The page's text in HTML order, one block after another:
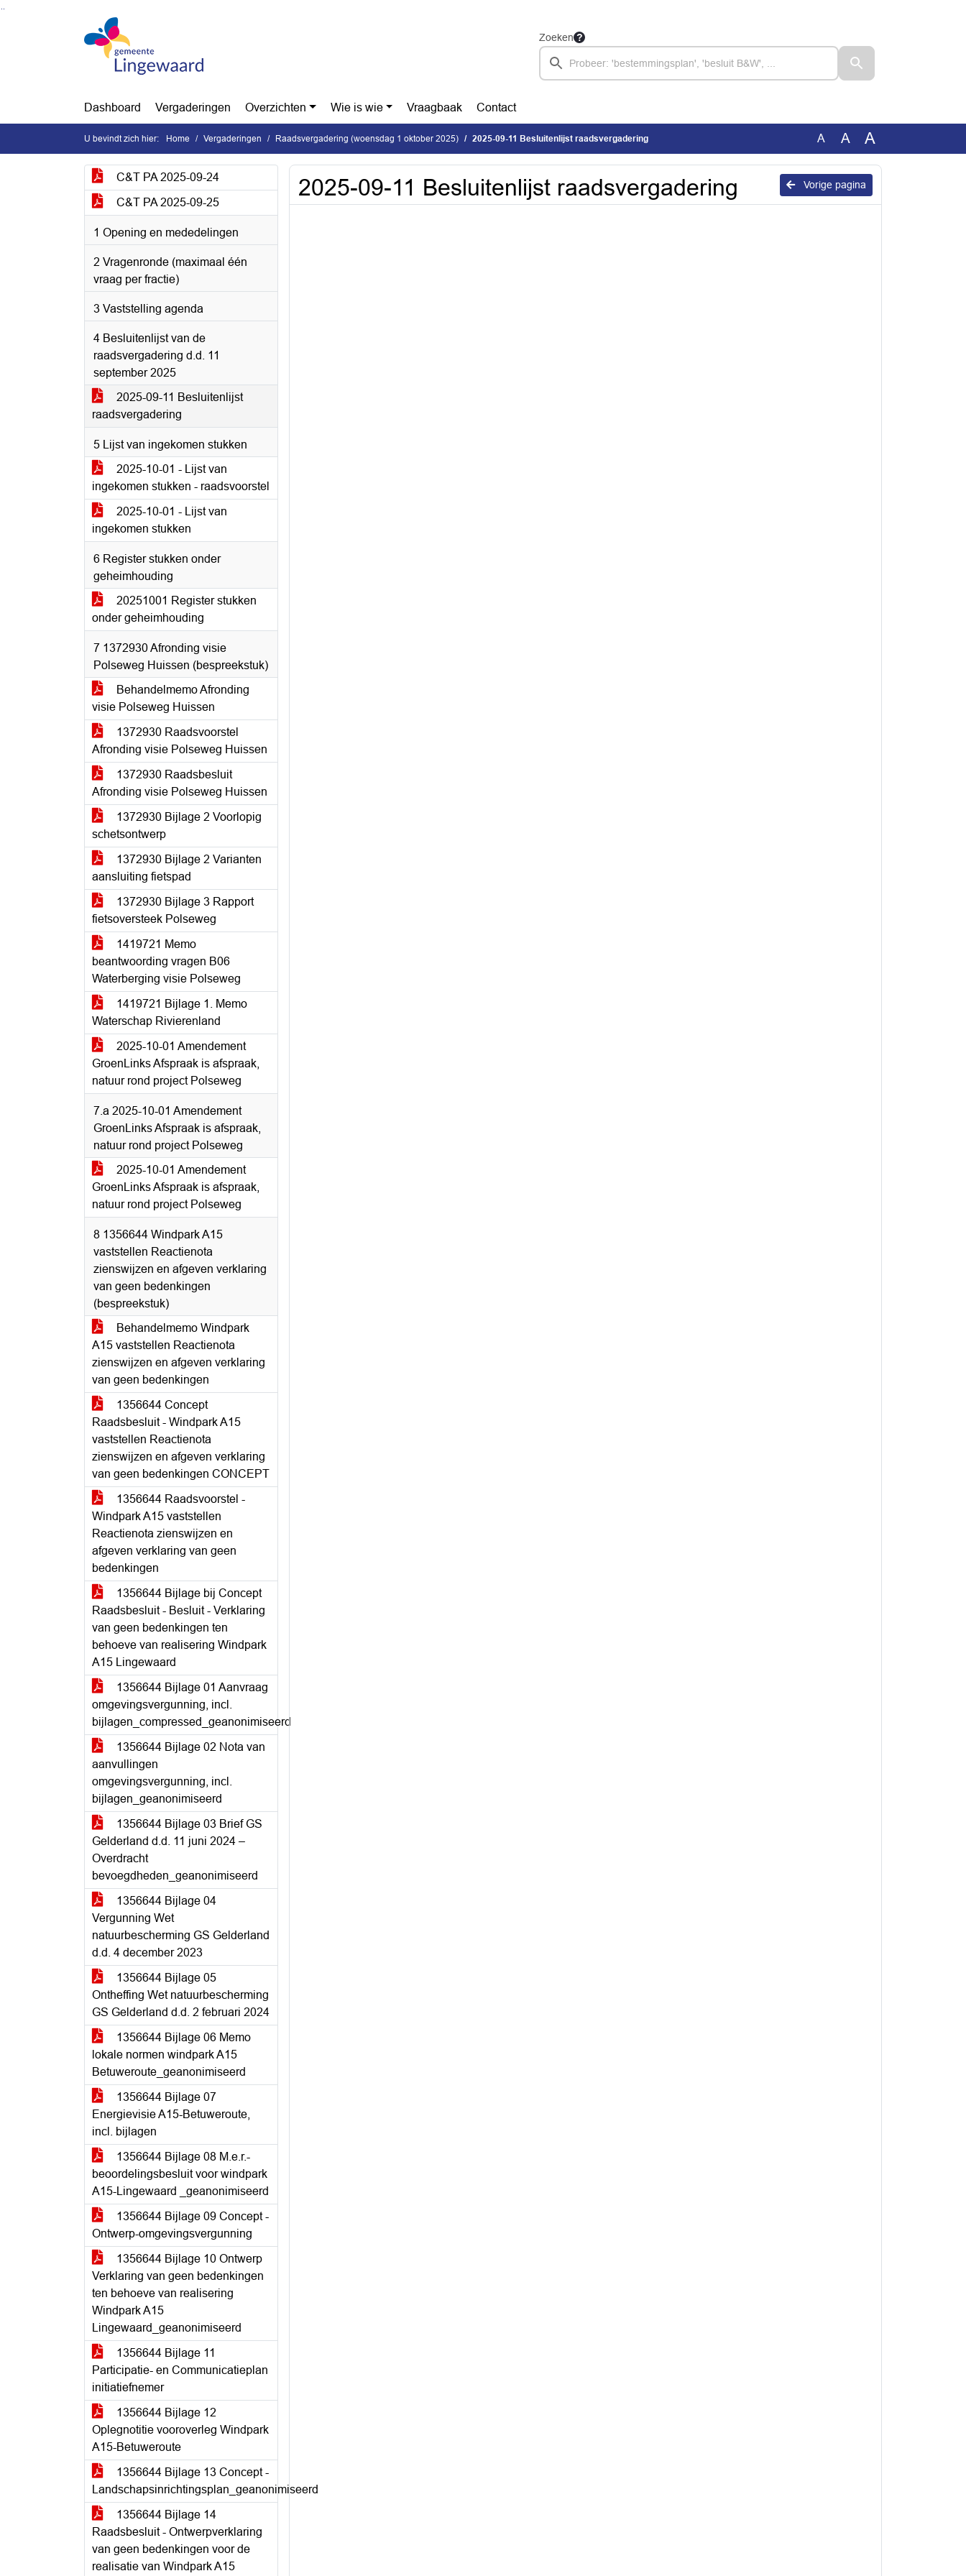
Ga naar de inhoud van deze pagina
Zoeken
Dashboard Vergaderingen Overzichten Wie is wie Vraagbaak Contact
U bevindt zich hier: Home Vergaderingen Raadsvergadering (woensdag 1 oktober 2025) 2025-09-11 Besluitenlijst raadsvergadering A A A
C&T PA 2025-09-24
C&T PA 2025-09-25
1 Opening en mededelingen
2 Vragenronde (maximaal één
vraag per fractie)
3 Vaststelling agenda
4 Besluitenlijst van de
raadsvergadering d.d. 11
september 2025
2025-09-11 Besluitenlijst
raadsvergadering
5 Lijst van ingekomen stukken
2025-10-01 - Lijst van
ingekomen stukken - raadsvoorstel
2025-10-01 - Lijst van
ingekomen stukken
6 Register stukken onder
geheimhouding
20251001 Register stukken
onder geheimhouding
7 1372930 Afronding visie
Polseweg Huissen (bespreekstuk)
Behandelmemo Afronding
visie Polseweg Huissen
1372930 Raadsvoorstel
Afronding visie Polseweg Huissen
1372930 Raadsbesluit
Afronding visie Polseweg Huissen
1372930 Bijlage 2 Voorlopig
schetsontwerp
1372930 Bijlage 2 Varianten
aansluiting fietspad
1372930 Bijlage 3 Rapport
fietsoversteek Polseweg
1419721 Memo
beantwoording vragen B06
Waterberging visie Polseweg
1419721 Bijlage 1. Memo
Waterschap Rivierenland
2025-10-01 Amendement
GroenLinks Afspraak is afspraak,
natuur rond project Polseweg
7.a 2025-10-01 Amendement
GroenLinks Afspraak is afspraak,
natuur rond project Polseweg
2025-10-01 Amendement
GroenLinks Afspraak is afspraak,
natuur rond project Polseweg
8 1356644 Windpark A15
vaststellen Reactienota
zienswijzen en afgeven verklaring
van geen bedenkingen
(bespreekstuk)
Behandelmemo Windpark
A15 vaststellen Reactienota
zienswijzen en afgeven verklaring
van geen bedenkingen
1356644 Concept
Raadsbesluit - Windpark A15
vaststellen Reactienota
zienswijzen en afgeven verklaring
van geen bedenkingen CONCEPT
1356644 Raadsvoorstel -
Windpark A15 vaststellen
Reactienota zienswijzen en
afgeven verklaring van geen
bedenkingen
1356644 Bijlage bij Concept
Raadsbesluit - Besluit - Verklaring
van geen bedenkingen ten
behoeve van realisering Windpark
A15 Lingewaard
1356644 Bijlage 01 Aanvraag
omgevingsvergunning, incl.
bijlagen_compressed_geanonimiseerd
1356644 Bijlage 02 Nota van
aanvullingen
omgevingsvergunning, incl.
bijlagen_geanonimiseerd
1356644 Bijlage 03 Brief GS
Gelderland d.d. 11 juni 2024 –
Overdracht
bevoegdheden_geanonimiseerd
1356644 Bijlage 04
Vergunning Wet
natuurbescherming GS Gelderland
d.d. 4 december 2023
1356644 Bijlage 05
Ontheffing Wet natuurbescherming
GS Gelderland d.d. 2 februari 2024
1356644 Bijlage 06 Memo
lokale normen windpark A15
Betuweroute_geanonimiseerd
1356644 Bijlage 07
Energievisie A15-Betuweroute,
incl. bijlagen
1356644 Bijlage 08 M.e.r.-
beoordelingsbesluit voor windpark
A15-Lingewaard _geanonimiseerd
1356644 Bijlage 09 Concept -
Ontwerp-omgevingsvergunning
1356644 Bijlage 10 Ontwerp
Verklaring van geen bedenkingen
ten behoeve van realisering
Windpark A15
Lingewaard_geanonimiseerd
1356644 Bijlage 11
Participatie- en Communicatieplan
initiatiefnemer
1356644 Bijlage 12
Oplegnotitie vooroverleg Windpark
A15-Betuweroute
1356644 Bijlage 13 Concept -
Landschapsinrichtingsplan_geanonimiseerd
1356644 Bijlage 14
Raadsbesluit - Ontwerpverklaring
van geen bedenkingen voor de
realisatie van Windpark A15
Vorige pagina
2025-09-11 Besluitenlijst raadsvergadering